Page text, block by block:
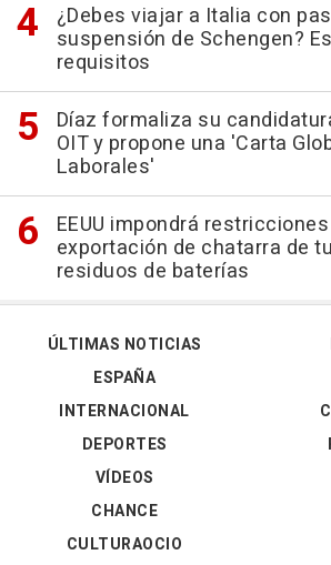
¿Debes viajar a Italia con
suspensión de Schengen?
requisitos
Díaz formaliza su
OIT y propone una 'Carta
Laborales'
EEUU impondrá
exportación de chatarra de
residuos de baterías
ÚLTIMAS NOTICIAS
ESPAÑA
INTERNACIONAL
DEPORTES
VÍDEOS
CHANCE
CULTURAOCIO